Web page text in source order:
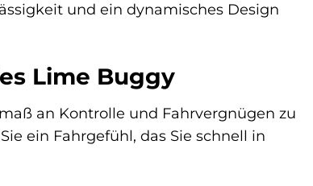
und ein dynamisches Design
Lime Buggy
an Kontrolle und Fahrvergnügen zu
ein Fahrgefühl, das Sie schnell in